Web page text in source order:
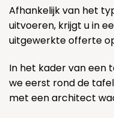
Afhankelijk van het
uitvoeren, krijgt u in
uitgewerkte offerte
In het kader van een
we eerst rond de
met een architect